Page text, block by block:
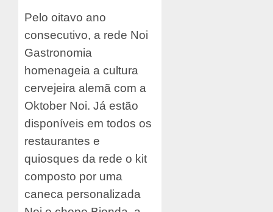
Pelo oitavo ano
consecutivo, a rede Noi
Gastronomia
homenageia a cultura
cervejeira alemã com a
Oktober Noi. Já estão
disponíveis em todos os
restaurantes e
quiosques da rede o kit
composto por uma
caneca personalizada